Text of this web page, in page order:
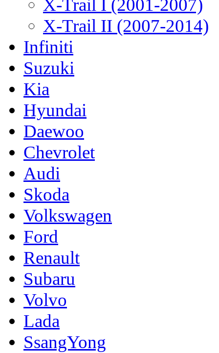
X-Trail I (2001-2007)
X-Trail II (2007-2014)
Infiniti
Suzuki
Kia
Hyundai
Daewoo
Chevrolet
Audi
Skoda
Volkswagen
Ford
Renault
Subaru
Volvo
Lada
SsangYong